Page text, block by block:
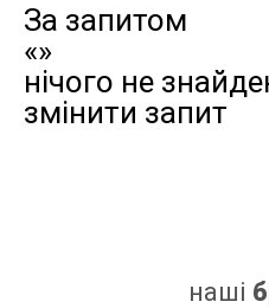
яєць
дріжджів
За запитом
«»
нічого не
змінити запит
наші